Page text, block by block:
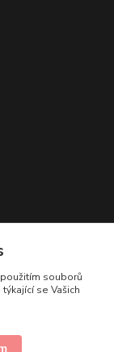
souborů
se Vašich